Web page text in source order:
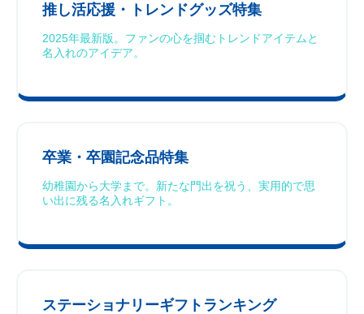
推し活応援・トレンドグッズ特集
2025年最新版。ファンの心を掴むトレンドアイテムと
名入れのアイデア。
卒業・卒園記念品特集
幼稚園から大学まで。新たな門出を祝う、実用的で思
い出に残る名入れギフト。
ステーショナリーギフトランキング